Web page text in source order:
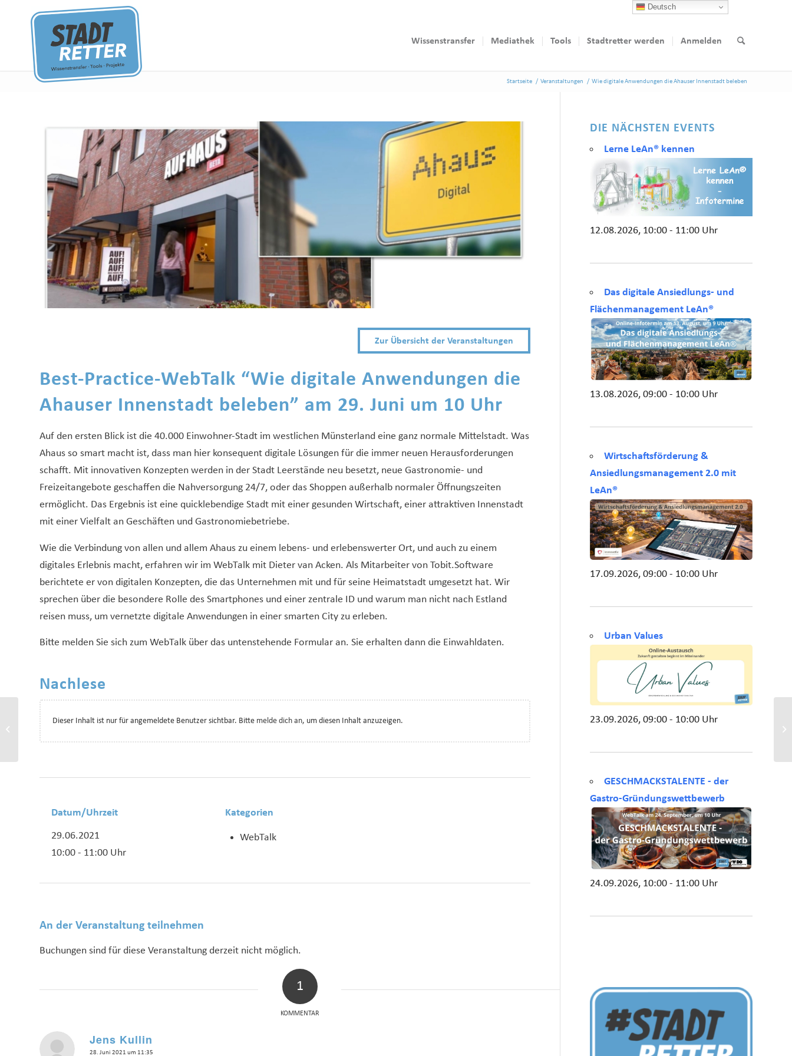
Wissenstransfer Mediathek Tools Stadtretter werden Anmelden
Startseite / Veranstaltungen / Wie digitale Anwendungen die Ahauser Innenstadt beleben
Zur Übersicht der Veranstaltungen
Best-Practice-WebTalk “Wie digitale Anwendungen die
Ahauser Innenstadt beleben” am 29. Juni um 10 Uhr
Auf den ersten Blick ist die 40.000 Einwohner-Stadt im westlichen Münsterland eine ganz normale Mittelstadt. Was
Ahaus so smart macht ist, dass man hier konsequent digitale Lösungen für die immer neuen Herausforderungen
schafft. Mit innovativen Konzepten werden in der Stadt Leerstände neu besetzt, neue Gastronomie- und
Freizeitangebote geschaffen die Nahversorgung 24/7, oder das Shoppen außerhalb normaler Öffnungszeiten
ermöglicht. Das Ergebnis ist eine quicklebendige Stadt mit einer gesunden Wirtschaft, einer attraktiven Innenstadt
mit einer Vielfalt an Geschäften und Gastronomiebetriebe.
Wie die Verbindung von allen und allem Ahaus zu einem lebens- und erlebenswerter Ort, und auch zu einem
digitales Erlebnis macht, erfahren wir im WebTalk mit Dieter van Acken. Als Mitarbeiter von Tobit.Software
berichtete er von digitalen Konzepten, die das Unternehmen mit und für seine Heimatstadt umgesetzt hat. Wir
sprechen über die besondere Rolle des Smartphones und einer zentrale ID und warum man nicht nach Estland
reisen muss, um vernetzte digitale Anwendungen in einer smarten City zu erleben.
Bitte melden Sie sich zum WebTalk über das untenstehende Formular an. Sie erhalten dann die Einwahldaten.
Nachlese
Dieser Inhalt ist nur für angemeldete Benutzer sichtbar. Bitte melde dich an, um diesen Inhalt anzuzeigen.
Datum/Uhrzeit
29.06.2021
10:00 - 11:00 Uhr
Kategorien
WebTalk
An der Veranstaltung teilnehmen
Buchungen sind für diese Veranstaltung derzeit nicht möglich.
1
KOMMENTAR
Jens Kullin
sagte:
28. Juni 2021 um 11:35
DIE NÄCHSTEN EVENTS
Lerne LeAn® kennen
12.08.2026, 10:00 - 11:00 Uhr
Das digitale Ansiedlungs- und
Flächenmanagement LeAn®
13.08.2026, 09:00 - 10:00 Uhr
Wirtschaftsförderung &
Ansiedlungsmanagement 2.0 mit
LeAn®
17.09.2026, 09:00 - 10:00 Uhr
Urban Values
23.09.2026, 09:00 - 10:00 Uhr
GESCHMACKSTALENTE - der
Gastro-Gründungswettbewerb
24.09.2026, 10:00 - 11:00 Uhr
#RevivalCity _ Innenstadt-
Deutsch